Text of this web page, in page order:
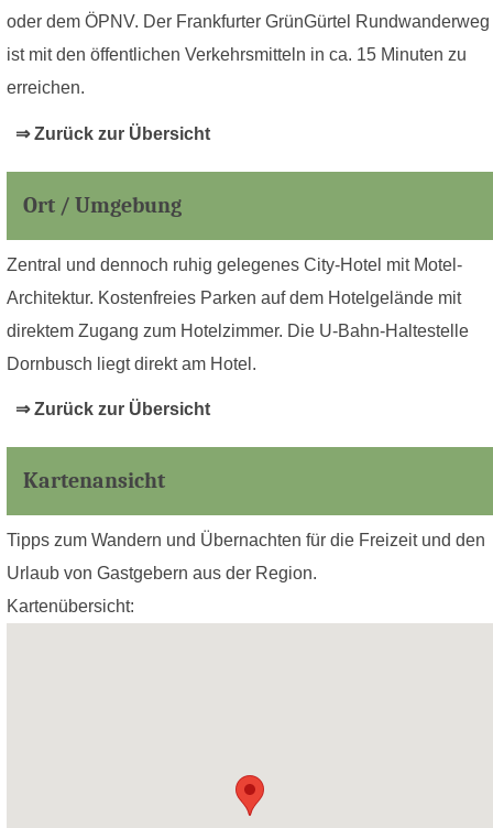
oder dem ÖPNV. Der Frankfurter GrünGürtel Rundwanderweg
ist mit den öffentlichen Verkehrsmitteln in ca. 15 Minuten zu
erreichen.
⇒ Zurück zur Übersicht
Ort / Umgebung
Zentral und dennoch ruhig gelegenes City-Hotel mit Motel-
Architektur. Kostenfreies Parken auf dem Hotelgelände mit
direktem Zugang zum Hotelzimmer. Die U-Bahn-Haltestelle
Dornbusch liegt direkt am Hotel.
⇒ Zurück zur Übersicht
Kartenansicht
Tipps zum Wandern und Übernachten für die Freizeit und den
Urlaub von Gastgebern aus der Region.
Kartenübersicht: